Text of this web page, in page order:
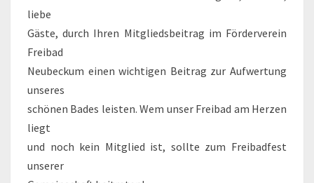
liebe
Gäste, durch Ihren Mitgliedsbeitrag im Förderverein
Freibad
Neubeckum einen wichtigen Beitrag zur Aufwertung
unseres
schönen Bades leisten. Wem unser Freibad am Herzen
liegt
und noch kein Mitglied ist, sollte zum Freibadfest
unserer